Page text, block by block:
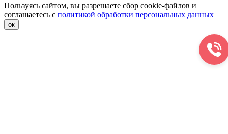
Пользуясь сайтом, вы разрешаете сбор cookie-файлов и
соглашаетесь с политикой обработки персональных данных
ок